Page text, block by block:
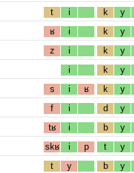
t i k y
ʁ i k y
z i k y
i k y
s i ʁ k y
f i d y
tʁ i b y
skʁ i p t y
t y b y